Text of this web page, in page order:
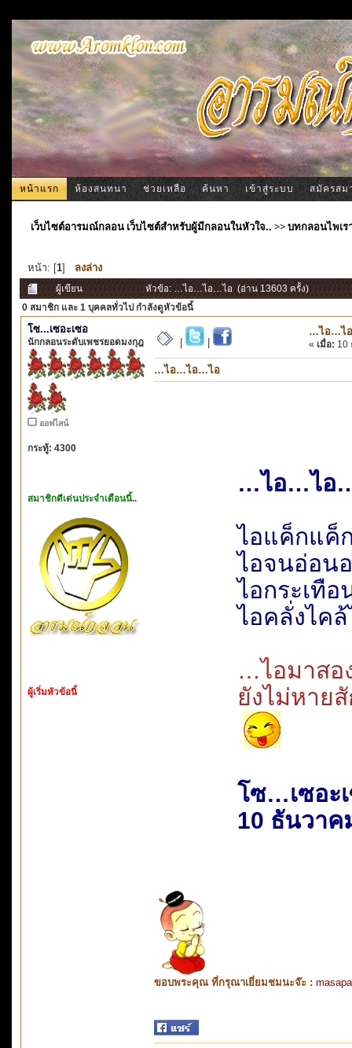
หน้าแรก ห้องสนทนา ช่วยเหลือ ค้นหา เข้าสู่ระบบ สมัครสม
เว็บไซต์อารมณ์กลอน เว็บไซต์สำหรับผู้มีกลอนในหัวใจ.. >>บทกลอนไพเร
หน้า: [1] ลงล่าง
ผู้เขียน
หัวข้อ: …ไอ…ไอ…ไอ (อ่าน 13603 ครั้ง)
0 สมาชิก และ 1 บุคคลทั่วไป กำลังดูหัวข้อนี้
โซ...เซอะเซอ
นักกลอนระดับเพชรยอดมงกุฎ
ออฟไลน์
กระทู้: 4300
สมาชิกดีเด่นประจำเดือนนี้..
ผู้เริ่มหัวข้อนี้
…ไอ…ไ
« เมื่อ: 10
…ไอ…ไอ…ไอ
…ไอ…ไอ
ไอแค็กแค็
ไอจนอ่อน
ไอกระเทื
ไอคลั่งไค
…ไอมาสอ
ยังไม่หาย
โซ…เซอะ
10 ธันวาค
ขอบพระคุณ ที่กรุณาเยี่ยมชมนะจ๊ะ :